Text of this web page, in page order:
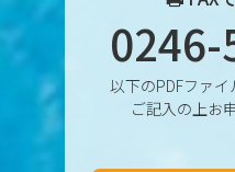
2024年9月
2024年8月以下のPDFファイ
ご記入の上お